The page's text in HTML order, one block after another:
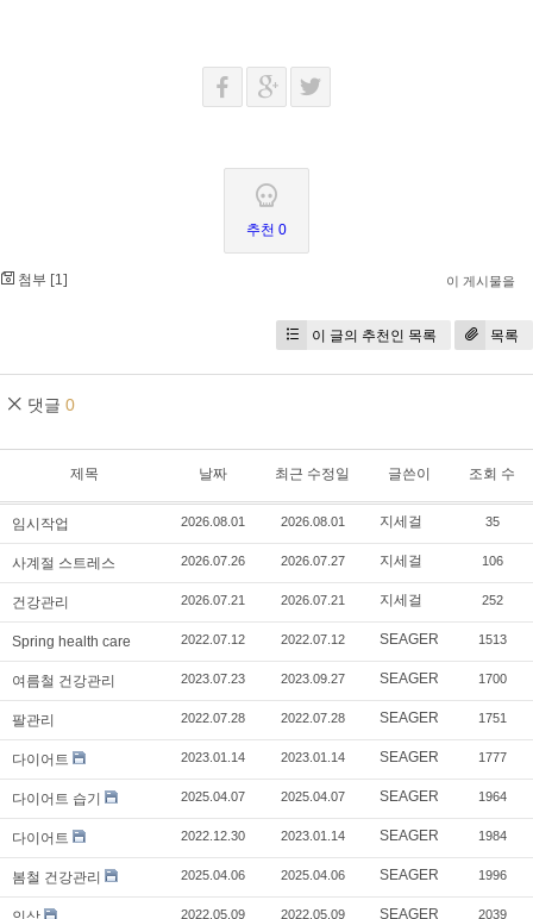
추천 0
첨부 [1] 이 게시물을
이 글의 추천인 목록 목록
댓글 0
제목 날짜 최근 수정일 글쓴이 조회 수
임시작업 2026.08.01 2026.08.01 지세걸 35
사계절 스트레스 2026.07.26 2026.07.27 지세걸 106
건강관리 2026.07.21 2026.07.21 지세걸 252
Spring health care 2022.07.12 2022.07.12 SEAGER 1513
여름철 건강관리 2023.07.23 2023.09.27 SEAGER 1700
팔관리 2022.07.28 2022.07.28 SEAGER 1751
다이어트 2023.01.14 2023.01.14 SEAGER 1777
다이어트 습기 2025.04.07 2025.04.07 SEAGER 1964
다이어트 2022.12.30 2023.01.14 SEAGER 1984
봄철 건강관리 2025.04.06 2025.04.06 SEAGER 1996
2022.05.09 2022.05.09 SEAGER 2039